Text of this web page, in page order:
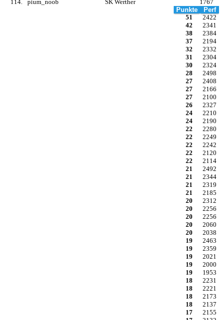
114.
pium_noob SK Werther
1767
Punkte
Perf
51
2422
42
2341
38
2384
37
2194
32
2332
31
2304
30
2324
28
2498
27
2408
27
2166
27
2100
26
2327
24
2210
24
2190
22
2280
22
2249
22
2242
22
2120
22
2114
21
2492
21
2344
21
2319
21
2185
20
2312
20
2256
20
2256
20
2060
20
2038
19
2463
19
2359
19
2021
19
2000
19
1953
18
2231
18
2221
18
2173
18
2137
17
2155